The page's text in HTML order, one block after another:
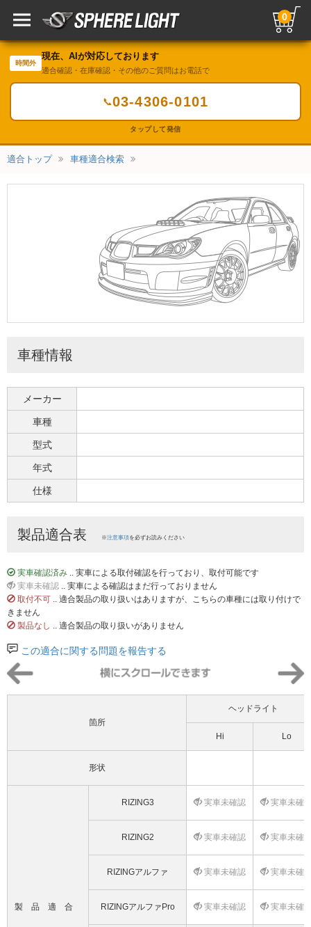
0
時間外
現在、AIが対応しております
適合確認・在庫確認・その他のご質問はお電話で
📞03-4306-0101
タップして発信
適合トップ 車種適合検索
車種情報
メーカー
車種
型式
年式
仕様
製品適合表 ※注意事項を必ずお読みください
実車確認済み .. 実車による取付確認を行っており、取付可能です
実車未確認 .. 実車による確認はまだ行っておりません
取付不可 .. 適合製品の取り扱いはありますが、こちらの車種には取り付けで
きません
製品なし .. 適合製品の取り扱いがありません
この適合に関する問題を報告する
箇所
ヘッドライト
Hi Lo
形状
製品適合
RIZING3 実車未確認 実車未確
RIZING2 実車未確認 実車未確
RIZINGアルファ 実車未確認 実車未確
RIZINGアルファPro 実車未確認 実車未確